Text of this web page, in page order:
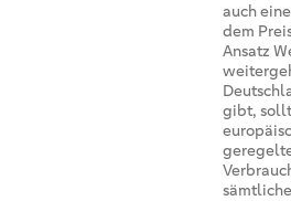
auch
dem
Ansatz
gibt,